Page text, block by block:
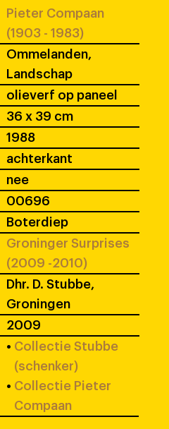
Pieter Compaan
(1903 - 1983)
Ommelanden,
Landschap
olieverf op paneel
36 x 39 cm
1988
achterkant
nee
00696
Boterdiep
Groninger Surprises
(2009 -2010)
Dhr. D. Stubbe,
Groningen
2009
• Collectie Stubbe
(schenker)
• Collectie Pieter
Compaan